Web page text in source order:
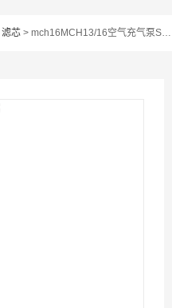
滤芯 > mch16MCH13/16空气充气泵SC000370进气滤芯-空滤